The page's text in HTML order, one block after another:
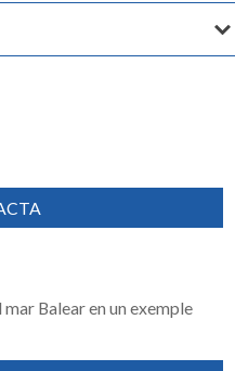
Balear en un exemple